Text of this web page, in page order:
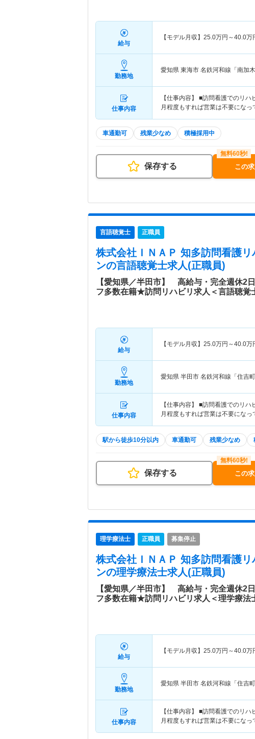
給与
【モデル月収】 25.0万円～40.0万
勤務地
愛知県 東海市 名鉄河和線「南加
仕事内容
【仕事内容】 ■訪問看護でのリ
月程度もすれば営業は不要にな
車通勤可 残業少なめ 積極採用中
保存する この
言語聴覚士 正職員
株式会社ＩＮＡＰ 知多訪問看護リ
ンの言語聴覚士求人(正職員)
【愛知県／半田市】 高給与・完全週休2
フ多数在籍★訪問リハビリ求人＜言語聴覚
給与
【モデル月収】 25.0万円～40.0万
勤務地
愛知県 半田市 名鉄河和線「住吉
仕事内容
【仕事内容】 ■訪問看護でのリ
月程度もすれば営業は不要にな
駅から徒歩10分以内 車通勤可 残業少なめ
保存する この
理学療法士 正職員 募集停止
株式会社ＩＮＡＰ 知多訪問看護リ
ンの理学療法士求人(正職員)
【愛知県／半田市】 高給与・完全週休2
フ多数在籍★訪問リハビリ求人＜理学療法
給与
【モデル月収】 25.0万円～40.0万
勤務地
愛知県 半田市 名鉄河和線「住吉
仕事内容
【仕事内容】 ■訪問看護でのリ
月程度もすれば営業は不要にな